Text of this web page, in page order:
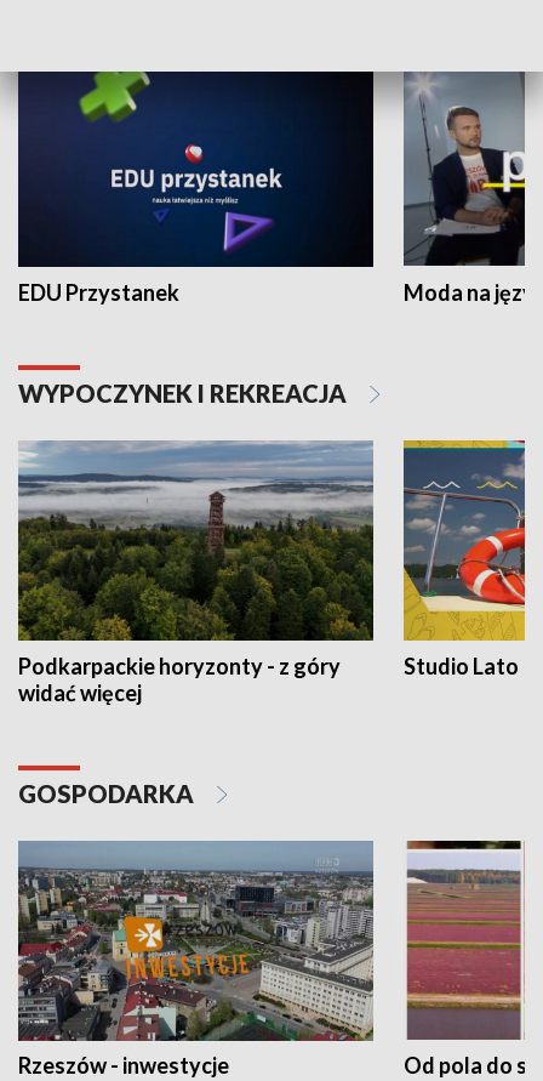
EDU Przystanek Moda na
WYPOCZYNEK I REKREACJA
Podkarpackie horyzonty - z góry
widać więcej
Studio Lato
GOSPODARKA
Rzeszów - inwestycje Od pola do